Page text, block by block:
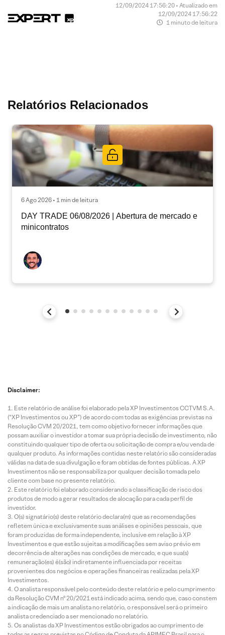
12/09/2024 17:56:20 • Atualizado em
12/09/2024 17:56:22
1 minuto de leitura
Relatórios Relacionados
6 Ago 2026 • 1 min de leitura
DAY TRADE 06/08/2026 | Abertura de mercado e
minicontratos
Disclaimer:
Este relatório de análise foi elaborado pela XP Investimentos CCTVM S.A.
(“XP Investimentos ou XP”) de acordo com todas as exigências previstas na
Resolução CVM 20/2021, tem como objetivo fornecer informações que
possam auxiliar o investidor a tomar sua própria decisão de investimento, não
constituindo qualquer tipo de oferta ou solicitação de compra e/ou venda de
qualquer produto. As informações contidas neste relatório são consideradas
válidas na data de sua divulgação e foram obtidas de fontes públicas. A XP
Investimentos não se responsabiliza por qualquer decisão tomada pelo
cliente com base no presente relatório.
Este relatório foi elaborado considerando a classificação de risco dos
produtos de modo a gerar resultados de alocação para cada perfil de
investidor.
O(s) signatário(s) deste relatório declara(m) que as recomendações
refletem única e exclusivamente suas análises e opiniões pessoais, que
foram produzidas de forma independente, inclusive em relação à XP
Investimentos e que estão sujeitas a modificações sem aviso prévio em
decorrência de alterações nas condições de mercado, e que sua(s)
remuneração(es) é(são) indiretamente influenciada por receitas
provenientes dos negócios e operações financeiras realizadas pela XP
Investimentos.
O analista responsável pelo conteúdo deste relatório e pelo cumprimento
da Resolução CVM nº 20/2021 está indicado acima, sendo que, caso constem
a indicação de mais um analista no relatório, o responsável será o primeiro
analista credenciado a ser mencionado no relatório.
Os analistas da XP Investimentos estão obrigados ao cumprimento de